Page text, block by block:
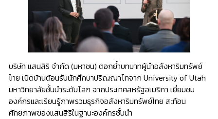
บริษัท แสนสิริ จำกัด (มหาชน) ตอกย้ำบทบาทผู้นำอสังหาริมทรัพย์
ไทย เปิดบ้านต้อนรับนักศึกษาปริญญาโทจาก University of Utah
มหาวิทยาลัยชั้นนำระดับโลก จากประเทศสหรัฐอเมริกา เยี่ยมชม
องค์กรและเรียนรู้ภาพรวมธุรกิจอสังหาริมทรัพย์ไทย สะท้อน
ศักยภาพของแสนสิริในฐานะองค์กรชั้นนำ